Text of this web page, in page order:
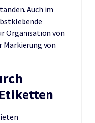
Auch im
Organisation von
Markierung von